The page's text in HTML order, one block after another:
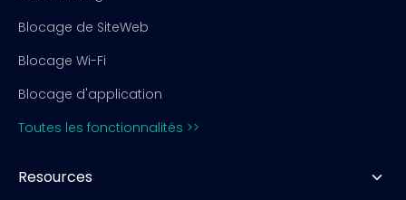
Blocage de SiteWeb
Blocage Wi-Fi
Blocage d'application
Toutes les fonctionnalités >>
Resources